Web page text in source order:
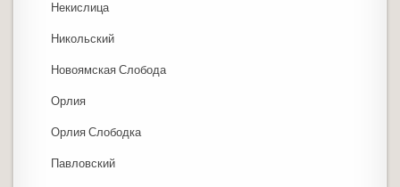
Некислица
Никольский
Новоямская Слобода
Орлия
Орлия Слободка
Павловский